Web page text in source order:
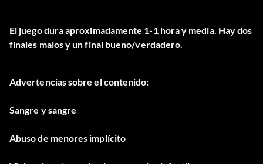
El juego dura aproximadamente 1-1 hora y media. Hay dos
finales malos y un final bueno/verdadero.
Advertencias sobre el contenido:
Sangre y sangre
Abuso de menores implícito